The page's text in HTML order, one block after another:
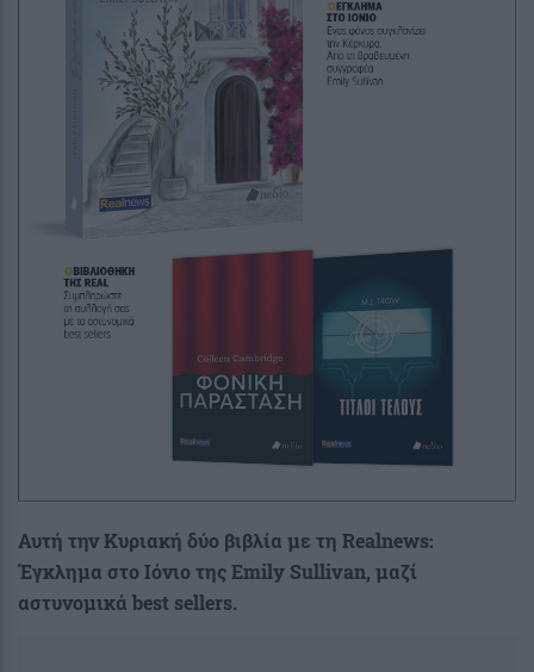
Αυτή την Κυριακή δύο βιβλία με τη Realnews:
Έγκλημα στο Ιόνιο τηςEmily Sullivan, μαζί
αστυνομικά best sellers.